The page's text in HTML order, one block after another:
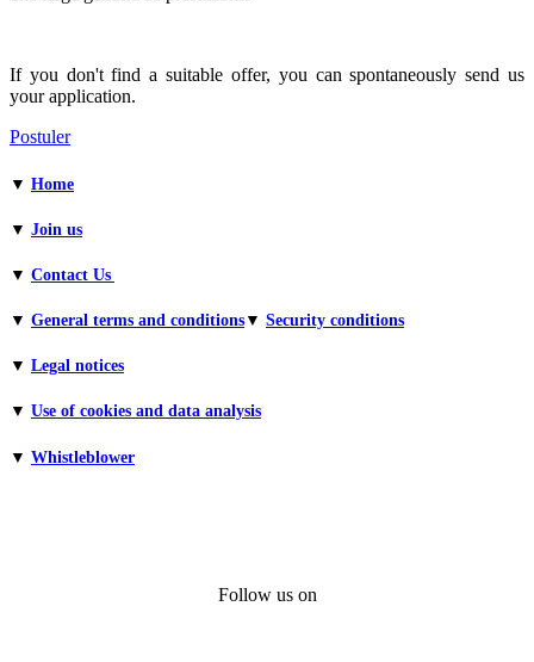
If you don't find a suitable offer, you can spontaneously send us
your application.
Postuler
▼ Home
▼ Join us
▼ Contact Us
▼ General terms and conditions​ ▼ Security conditions
▼ Legal notices
▼ Use of cookies and data analysis
▼ Whistleblower
Follow us on